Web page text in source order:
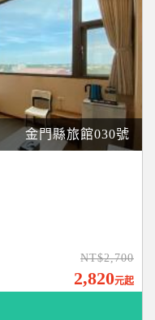
金門縣旅館030號
NT$2,700
2,820元起